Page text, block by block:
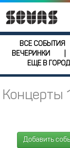
ВСЕ СОБЫТИЯ
ВЕЧЕРИНКИ
ЕЩЕ В
Концерты
Добавить